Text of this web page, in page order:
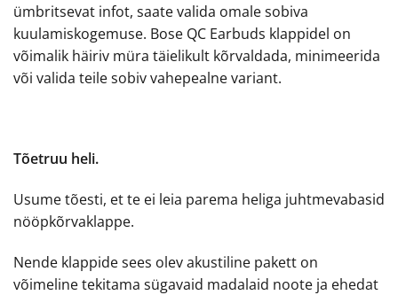
ümbritsevat infot, saate valida omale sobiva
kuulamiskogemuse. Bose QC Earbuds klappidel on
võimalik häiriv müra täielikult kõrvaldada, minimeerida
või valida teile sobiv vahepealne variant.
Tõetruu heli.
Usume tõesti, et te ei leia parema heliga juhtmevabasid
nööpkõrvaklappe.
Nende klappide sees olev akustiline pakett on
võimeline tekitama sügavaid madalaid noote ja ehedat